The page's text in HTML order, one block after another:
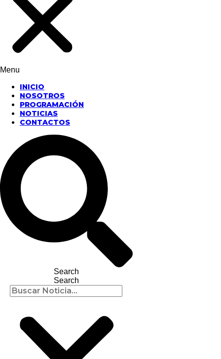
Menu
INICIO
NOSOTROS
PROGRAMACIÓN
NOTICIAS
CONTACTOS
Search
Search